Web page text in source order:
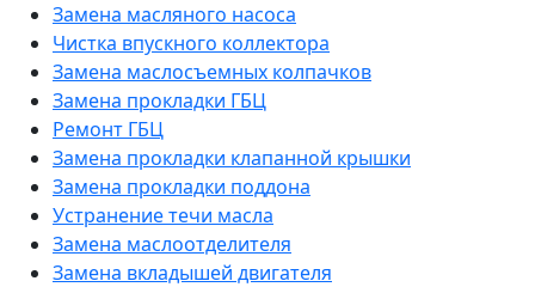
Замена масляного насоса
Чистка впускного коллектора
Замена маслосъемных колпачков
Замена прокладки ГБЦ
Ремонт ГБЦ
Замена прокладки клапанной крышки
Замена прокладки поддона
Устранение течи масла
Замена маслоотделителя
Замена вкладышей двигателя